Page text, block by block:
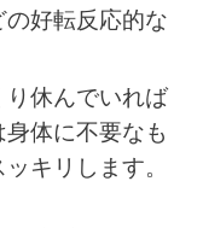
好転反応的な
り休んでいれば
体に不要なも
キリします。